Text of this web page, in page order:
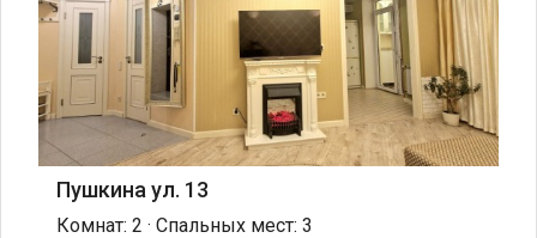
Пушкина ул. 13
Комнат: 2 · Спальных мест: 3